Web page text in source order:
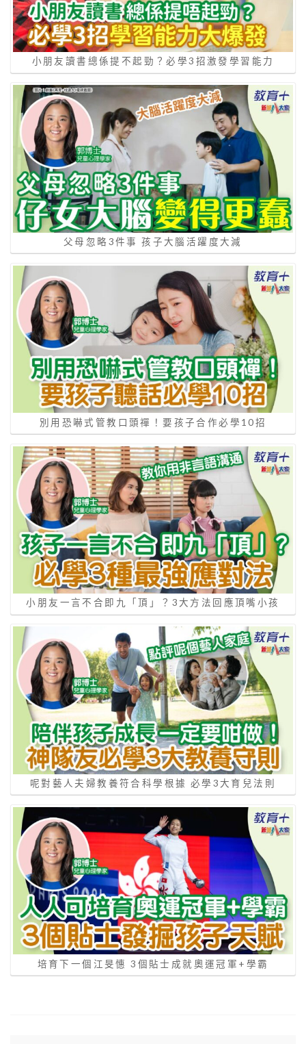
小朋友讀書總係提不起勁？必學3招激發學習能力
父母忽略3件事 孩子大腦活躍度大減
別用恐嚇式管教口頭禪！要孩子合作必學10招
小朋友一言不合即九「頂」？3大方法回應頂嘴小孩
呢對藝人夫婦教養符合科學根據 必學3大育兒法則
培育下一個江旻憓 3個貼士成就奧運冠軍+學霸